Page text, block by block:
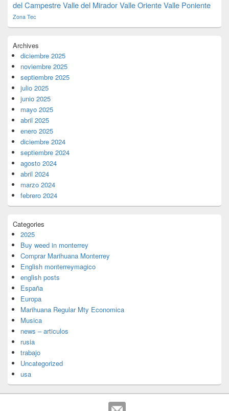
del CampestreValle del MiradorValle OrienteValle Poniente
Zona Tec
Archives
diciembre 2025
noviembre 2025
septiembre 2025
julio 2025
junio 2025
mayo 2025
abril 2025
enero 2025
diciembre 2024
septiembre 2024
agosto 2024
abril 2024
marzo 2024
febrero 2024
Categories
2025
Buy weed in monterrey
Comprar Marihuana Monterrey
English monterreymagico
english posts
España
Europa
Marihuana Regular Mty Economica
Musica
news – articulos
rusia
trabajo
Uncategorized
usa